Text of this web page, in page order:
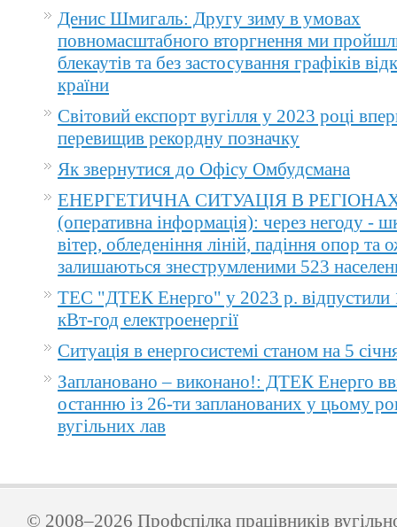
Денис Шмигаль: Другу зиму в умовах
повномасштабного вторгнення ми
блекаутів та без застосування графіків
країни
Світовий експорт вугілля у 2023 році
перевищив рекордну позначку
Як звернутися до Офісу Омбудсмана
ЕНЕРГЕТИЧНА СИТУАЦІЯ В
(оперативна інформація): через негоду -
вітер, обледеніння ліній, падіння опор та
залишаються знеструмленими 523
ТЕС "ДТЕК Енерго" у 2023 р. відпустили
кВт-год електроенергії
Ситуація в енергосистемі станом на 5
Заплановано – виконано!: ДТЕК Енерго
останню із 26-ти запланованих у цьому
вугільних лав
© 2008–2026 Профспілка працівників